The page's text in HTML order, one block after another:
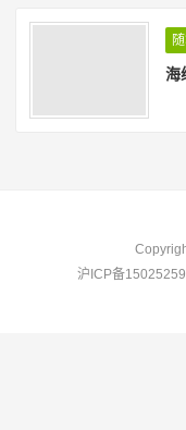
海
沪ICP备